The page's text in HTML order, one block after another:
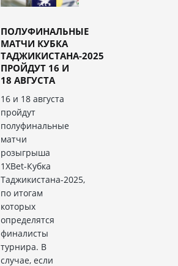
ПОЛУФИНАЛЬНЫЕ
МАТЧИ КУБКА
ТАДЖИКИСТАНА-2025
ПРОЙДУТ 16 И
18 АВГУСТА
16 и 18 августа
пройдут
полуфинальные
матчи
розыгрыша
1XBet-Кубка
Таджикистана-2025,
по итогам
которых
определятся
финалисты
турнира. В
случае, если